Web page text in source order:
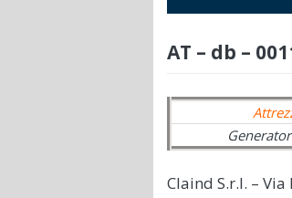
AT – db –
Claind S.r.l. –